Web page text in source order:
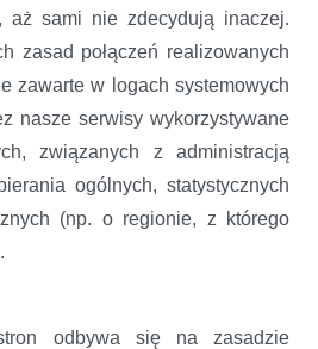
aż sami nie zdecydują inaczej.
zasad połączeń realizowanych
zawarte w logach systemowych
nasze serwisy wykorzystywane
związanych z administracją
ogólnych, statystycznych
(np. o regionie, z którego
odbywa się na zasadzie